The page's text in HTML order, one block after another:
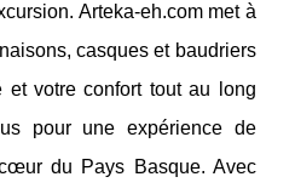
Arteka-eh.com met à
casques et baudriers
et votre confort tout au long
pour une expérience de
du Pays Basque. Avec